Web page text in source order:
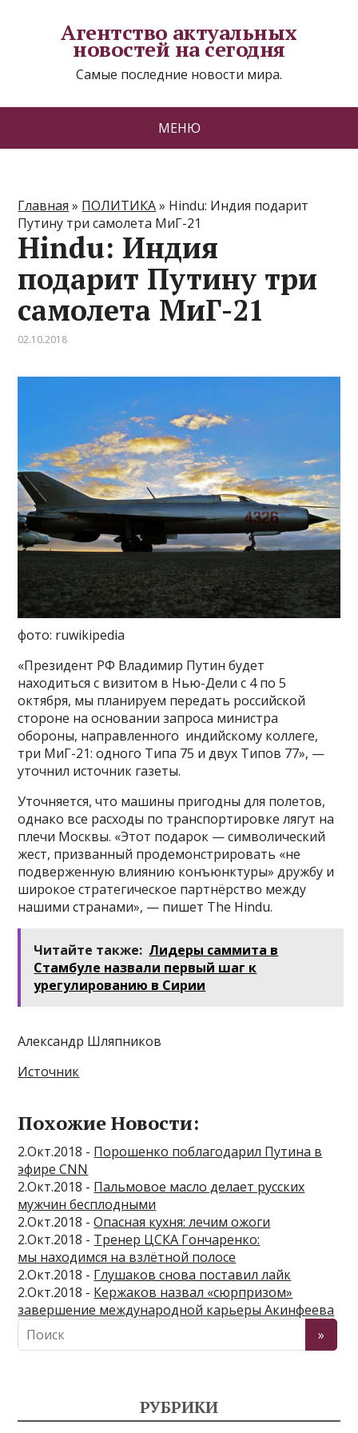
Агентство актуальных
новостей на сегодня
Самые последние новости мира.
МЕНЮ
Главная » ПОЛИТИКА» Hindu: Индия подарит
Путину три самолета МиГ-21
Hindu: Индия
подарит Путину три
самолета МиГ-21
02.10.2018
фото: ruwikipedia
«Президент РФ Владимир Путин будет
находиться с визитом в Нью-Дели с 4 по 5
октября, мы планируем передать российской
стороне на основании запроса министра
обороны, направленного индийскому коллеге,
три МиГ-21: одного Типа 75 и двух Типов 77», —
уточнил источник газеты.
Уточняется, что машины пригодны для полетов,
однако все расходы по транспортировке лягут на
плечи Москвы. «Этот подарок — символический
жест, призванный продемонстрировать «не
подверженную влиянию конъюнктуры» дружбу и
широкое стратегическое партнёрство между
нашими странами», — пишет The Hindu.
Читайте также: Лидеры саммита в
Стамбуле назвали первый шаг к
урегулированию в Сирии
Александр Шляпников
Источник
Похожие Новости:
2.Окт.2018 - Порошенко поблагодарил Путина в
эфире CNN
2.Окт.2018 - Пальмовое масло делает русских
мужчин бесплодными
2.Окт.2018 -Опасная кухня: лечим ожоги
2.Окт.2018 - Тренер ЦСКА Гончаренко:
мы находимся на взлётной полосе
2.Окт.2018 - Глушаков снова поставил лайк
2.Окт.2018 - Кержаков назвал «сюрпризом»
завершение международной карьеры Акинфеева
РУБРИКИ